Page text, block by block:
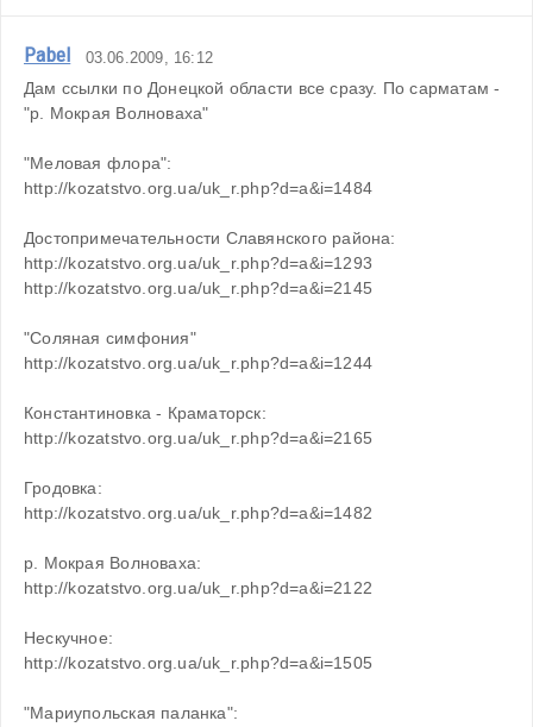
Pabel 03.06.2009, 16:12
Дам ссылки по Донецкой области все сразу. По сарматам -
"р. Мокрая Волноваха"
"Меловая флора":
http://kozatstvo.org.ua/uk_r.php?d=a&i=1484
Достопримечательности Славянского района:
http://kozatstvo.org.ua/uk_r.php?d=a&i=1293
http://kozatstvo.org.ua/uk_r.php?d=a&i=2145
"Соляная симфония"
http://kozatstvo.org.ua/uk_r.php?d=a&i=1244
Константиновка - Краматорск:
http://kozatstvo.org.ua/uk_r.php?d=a&i=2165
Гродовка:
http://kozatstvo.org.ua/uk_r.php?d=a&i=1482
р. Мокрая Волноваха:
http://kozatstvo.org.ua/uk_r.php?d=a&i=2122
Нескучное:
http://kozatstvo.org.ua/uk_r.php?d=a&i=1505
"Мариупольская паланка":